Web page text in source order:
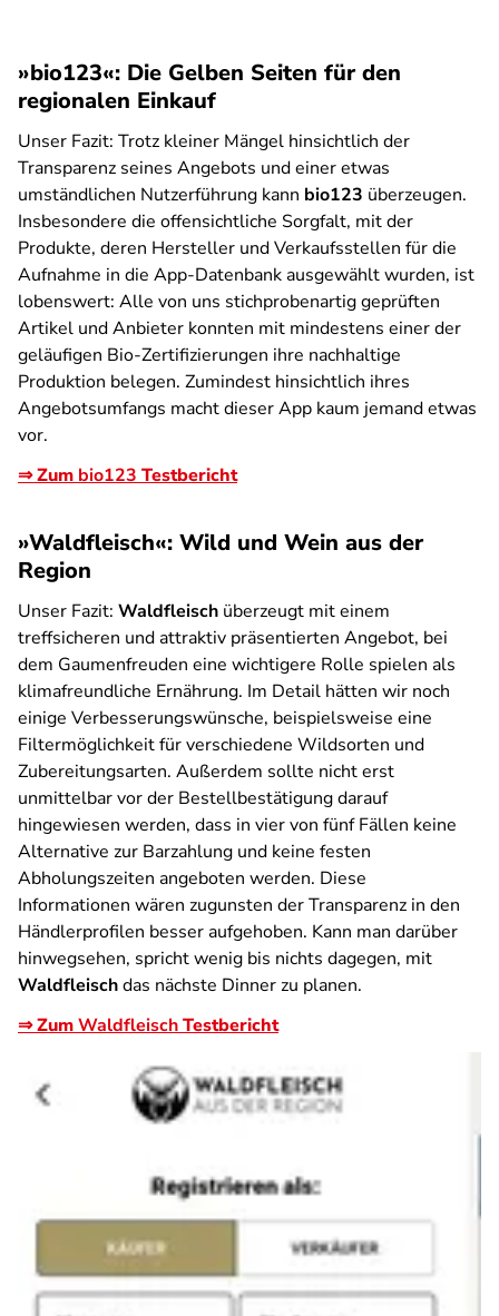
»bio123«: Die Gelben Seiten für den
regionalen Einkauf
Unser Fazit: Trotz kleiner Mängel hinsichtlich der
Transparenz seines Angebots und einer etwas
umständlichen Nutzerführung kann bio123 überzeugen.
Insbesondere die offensichtliche Sorgfalt, mit der
Produkte, deren Hersteller und Verkaufsstellen für die
Aufnahme in die App-Datenbank ausgewählt wurden, ist
lobenswert: Alle von uns stichprobenartig geprüften
Artikel und Anbieter konnten mit mindestens einer der
geläufigen Bio-Zertifizierungen ihre nachhaltige
Produktion belegen. Zumindest hinsichtlich ihres
Angebotsumfangs macht dieser App kaum jemand etwas
vor.
⇒ Zum bio123 Testbericht
»Waldfleisch«: Wild und Wein aus der
Region
Unser Fazit: Waldfleisch überzeugt mit einem
treffsicheren und attraktiv präsentierten Angebot, bei
dem Gaumenfreuden eine wichtigere Rolle spielen als
klimafreundliche Ernährung. Im Detail hätten wir noch
einige Verbesserungswünsche, beispielsweise eine
Filtermöglichkeit für verschiedene Wildsorten und
Zubereitungsarten. Außerdem sollte nicht erst
unmittelbar vor der Bestellbestätigung darauf
hingewiesen werden, dass in vier von fünf Fällen keine
Alternative zur Barzahlung und keine festen
Abholungszeiten angeboten werden. Diese
Informationen wären zugunsten der Transparenz in den
Händlerprofilen besser aufgehoben. Kann man darüber
hinwegsehen, spricht wenig bis nichts dagegen, mit
Waldfleischdas nächste Dinner zu planen.
⇒ ZumWaldfleischTestbericht